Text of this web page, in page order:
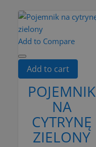
Add to Compare
Add to cart
POJEMNIK
NA
CYTRYNĘ
ZIELONY